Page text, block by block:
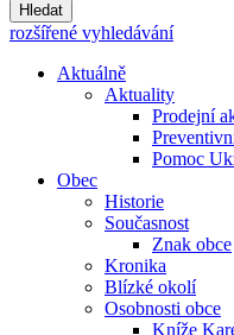
Hledat
rozšířené vyhledávání
Aktuálně
Aktuality
Prodejní
Pomoc
Obec
Historie
Současnost
Znak obce
Kronika
Blízké okolí
Osobnosti obce
Kníže